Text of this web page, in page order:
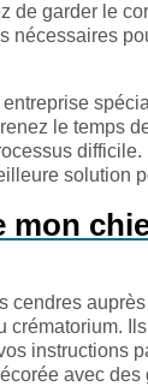
de garder le
nécessaires
le temps
solution
mon
cendres
instructions
avec